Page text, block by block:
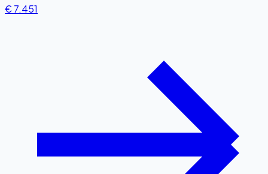
€ 7.451